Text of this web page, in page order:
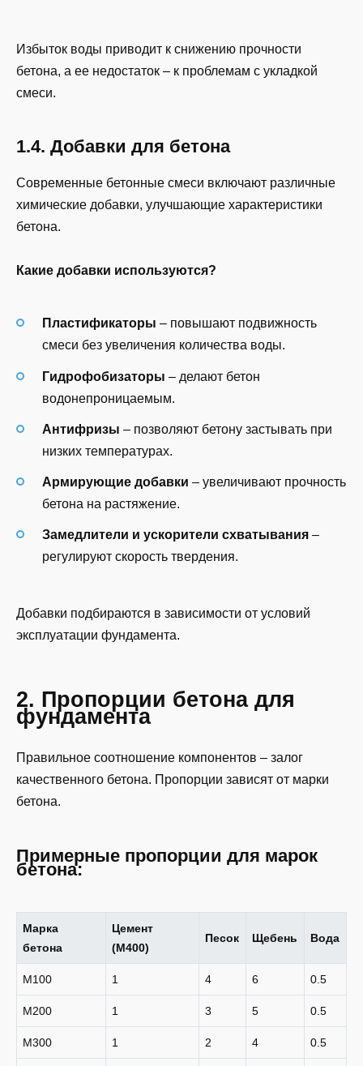
Избыток воды приводит к снижению прочности
бетона, а ее недостаток – к проблемам с укладкой
смеси.
1.4. Добавки для бетона
Современные бетонные смеси включают различные
химические добавки, улучшающие характеристики
бетона.
Какие добавки используются?
Пластификаторы – повышают подвижность
смеси без увеличения количества воды.
Гидрофобизаторы – делают бетон
водонепроницаемым.
Антифризы – позволяют бетону застывать при
низких температурах.
Армирующие добавки – увеличивают прочность
бетона на растяжение.
Замедлители и ускорители схватывания –
регулируют скорость твердения.
Добавки подбираются в зависимости от условий
эксплуатации фундамента.
2. Пропорции бетона для
фундамента
Правильное соотношение компонентов – залог
качественного бетона. Пропорции зависят от марки
бетона.
Примерные пропорции для марок
бетона:
Марка
бетона
Цемент
(М400)
Песок Щебень Вода
М100 1 4 6 0.5
М200 1 3 5 0.5
М300 1 2 4 0.5